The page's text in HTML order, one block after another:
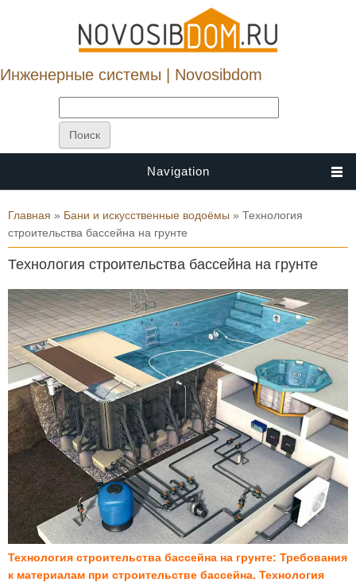
Инженерные системы | Novosibdom
Navigation
Вы здесь
Главная » Бани и искусственные водоёмы » Технология
строительства бассейна на грунте
Технология строительства бассейна на грунте
Технология строительства бассейна на грунте: Требования
к материалам при строительстве бассейна. Технология